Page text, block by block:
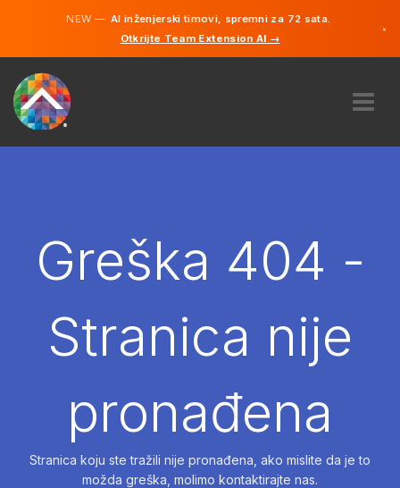
NEW —AI inženjerski timovi, spremni za 72 sata.
Otkrijte Team Extension AI →
×
NAJAMGreška 404 -
Stranica nije
pronađena
Stranica koju ste tražili nije pronađena, ako mislite da je to
možda greška, molimo kontaktirajte nas.